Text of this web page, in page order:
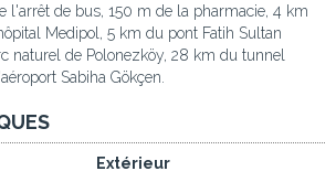
l'arrêt de bus, 150 m de la pharmacie, 4 km
Medipol, 5 km du pont Fatih Sultan
naturel de Polonezköy, 28 km du tunnel
Sabiha Gökçen.
Extérieur